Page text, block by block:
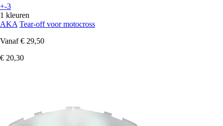
+-3
1 kleuren
AKA Tear-off voor motocross
Vanaf € 29,50
€ 20,30